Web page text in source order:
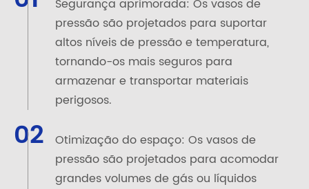
Segurança aprimorada: Os vasos de
pressão são projetados para suportar
altos níveis de pressão e temperatura,
tornando-os mais seguros para
armazenar e transportar materiais
perigosos.
02
Otimização do espaço: Os vasos de
pressão são projetados para acomodar
grandes volumes de gás ou líquidos